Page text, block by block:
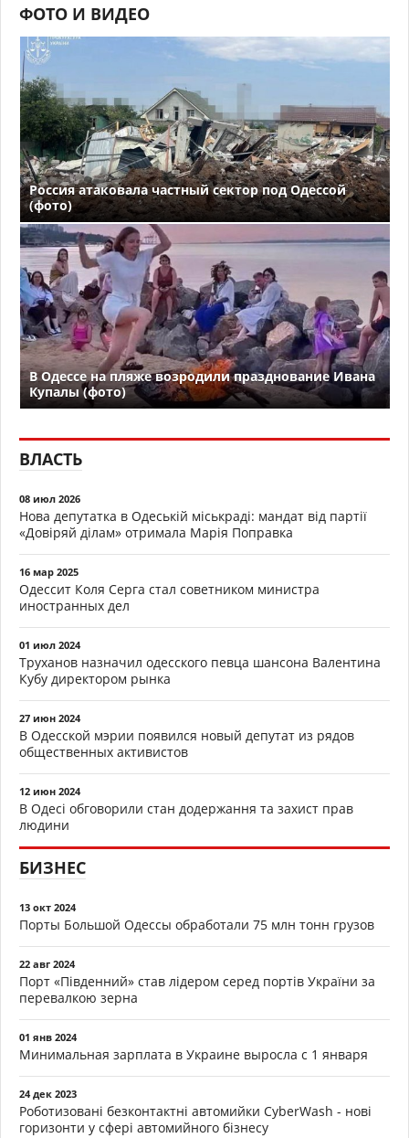
ФОТО И ВИДЕО
Россия атаковала частный сектор под Одессой
(фото)
В Одессе на пляже возродили празднование Ивана
Купалы (фото)
ВЛАСТЬ
08 июл 2026
Нова депутатка в Одеській міськраді: мандат від партії
«Довіряй ділам» отримала Марія Поправка
16 мар 2025
Одессит Коля Серга стал советником министра
иностранных дел
01 июл 2024
Труханов назначил одесского певца шансона Валентина
Кубу директором рынка
27 июн 2024
В Одесской мэрии появился новый депутат из рядов
общественных активистов
12 июн 2024
В Одесі обговорили стан додержання та захист прав
людини
БИЗНЕС
13 окт 2024
Порты Большой Одессы обработали 75 млн тонн грузов
22 авг 2024
Порт «Південний» став лідером серед портів України за
перевалкою зерна
01 янв 2024
Минимальная зарплата в Украине выросла с 1 января
24 дек 2023
Роботизовані безконтактні автомийки CyberWash - нові
горизонти у сфері автомийного бізнесу